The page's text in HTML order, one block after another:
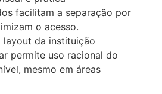
facilitam a separação por
o acesso.
layout da instituição
permite uso racional do
mesmo em áreas